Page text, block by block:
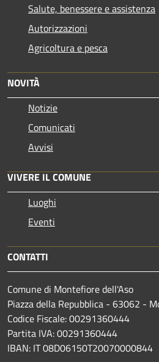
Salute, benessere e assistenza
Autorizzazioni
Agricoltura e pesca
NOVITÀ
Notizie
Comunicati
Avvisi
VIVERE IL COMUNE
Luoghi
Eventi
CONTATTI
Comune di Montefiore dell'Aso
Piazza della Repubblica - 63062 -
Codice Fiscale: 00291360444
Partita IVA: 00291360444
IBAN: IT 08D06150T20070000844